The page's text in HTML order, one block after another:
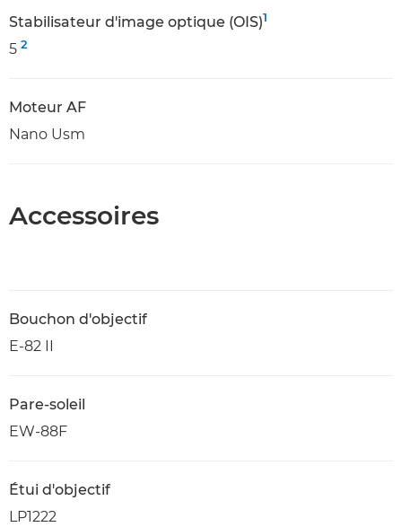
Stabilisateur d'image optique (OIS)1
5 2
Moteur AF
Nano Usm
Accessoires
Bouchon d'objectif
E-82 II
Pare-soleil
EW-88F
Étui d'objectif
LP1222